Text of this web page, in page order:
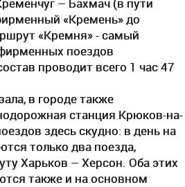
«Кремень» до
«Кремня» - самый
поездов
проводит всего 1 час 47
в городе также
станция Крюков-на-
здесь скудно: в день на
только два поезда,
Харьков – Херсон. Оба этих
также и на основном